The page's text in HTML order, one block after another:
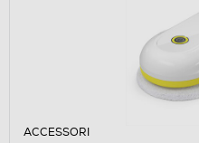
ACCESSORI